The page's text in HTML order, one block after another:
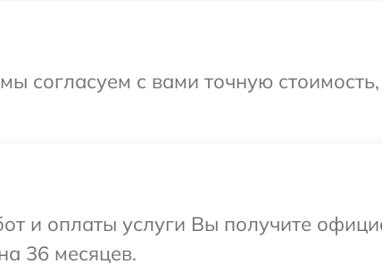
согласуем с вами точную
и оплаты услуги Вы получите
36 месяцев.